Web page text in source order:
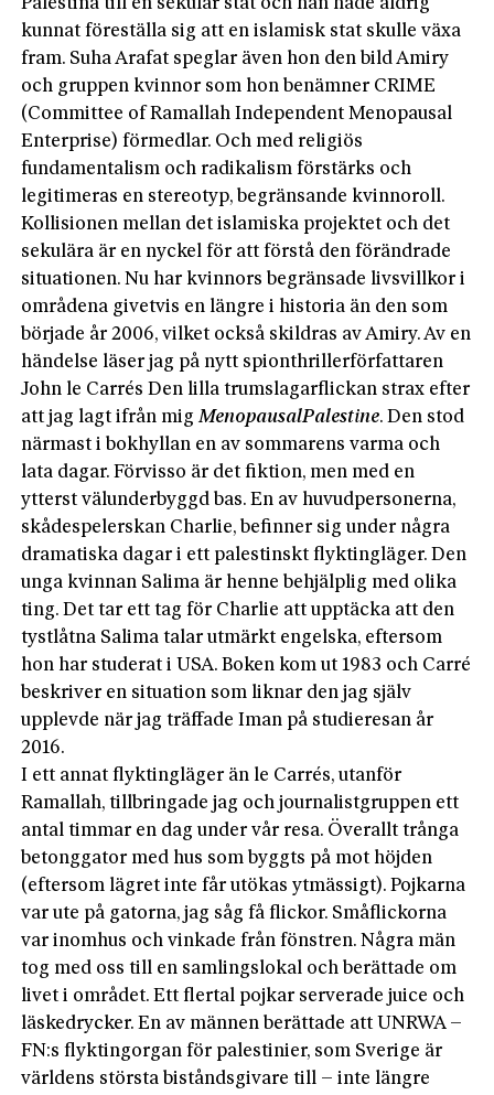
Palestina till en sekulär stat och han hade aldrig
kunnat föreställa sig att en islamisk stat skulle växa
fram. Suha Arafat speglar även hon den bild Amiry
och gruppen kvinnor som hon benämner CRIME
(Committee of Ramallah Independent Menopausal
Enterprise) förmedlar. Och med religiös
fundamentalism och radikalism förstärks och
legitimeras en stereotyp, begränsande kvinnoroll.
Kollisionen mellan det islamiska projektet och det
sekulära är en nyckel för att förstå den förändrade
situationen. Nu har kvinnors begränsade livsvillkor i
områdena givetvis en längre i historia än den som
började år 2006, vilket också skildras av Amiry. Av en
händelse läser jag på nytt spionthrillerförfattaren
John le Carrés Den lilla trumslagarflickan strax efter
att jag lagt ifrån migMenopausalPalestine. Den stod
närmast i bokhyllan en av sommarens varma och
lata dagar. Förvisso är det fiktion, men med en
ytterst välunderbyggd bas. En av huvudpersonerna,
skådespelerskan Charlie, befinner sig under några
dramatiska dagar i ett palestinskt flyktingläger. Den
unga kvinnan Salima är henne behjälplig med olika
ting. Det tar ett tag för Charlie att upptäcka att den
tystlåtna Salima talar utmärkt engelska, eftersom
hon har studerat i USA. Boken kom ut 1983 och Carré
beskriver en situation som liknar den jag själv
upplevde när jag träffade Iman på studieresan år
2016.
I ett annat flyktingläger än le Carrés, utanför
Ramallah, tillbringade jag och journalistgruppen ett
antal timmar en dag under vår resa. Överallt trånga
betonggator med hus som byggts på mot höjden
(eftersom lägret inte får utökas ytmässigt). Pojkarna
var ute på gatorna, jag såg få flickor. Småflickorna
var inomhus och vinkade från fönstren. Några män
tog med oss till en samlingslokal och berättade om
livet i området. Ett flertal pojkar serverade juice och
läskedrycker. En av männen berättade att UNRWA –
FN:s flyktingorgan för palestinier, som Sverige är
världens största biståndsgivare till – inte längre